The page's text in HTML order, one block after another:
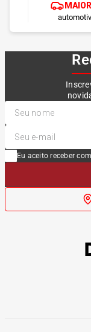
Eu aceito receber